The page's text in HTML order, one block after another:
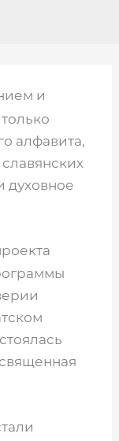
и
алфавита,
духовное